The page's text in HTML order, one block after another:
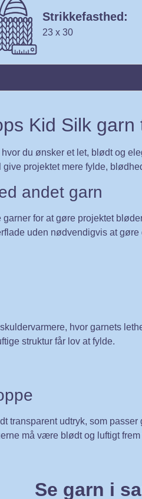
Strikkefasthed:
23 x 30
Kid Silk garn
du ønsker et let, blødt og
projektet mere fylde,
andet garn
for at gøre projektet
uden nødvendigvis at gøre
hvor garnets
struktur får lov at fylde.
transparent udtryk, som
må være blødt og luftigt
Se garn i